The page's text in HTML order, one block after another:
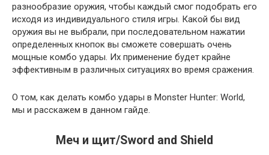
разнообразие оружия, чтобы каждый смог подобрать его
исходя из индивидуального стиля игры. Какой бы вид
оружия вы не выбрали, при последовательном нажатии
определенных кнопок вы сможете совершать очень
мощные комбо удары. Их применение будет крайне
эффективным в различных ситуациях во время сражения.
О том, как делать комбо удары в Monster Hunter: World,
мы и расскажем в данном гайде.
Меч и щит/Sword and Shield